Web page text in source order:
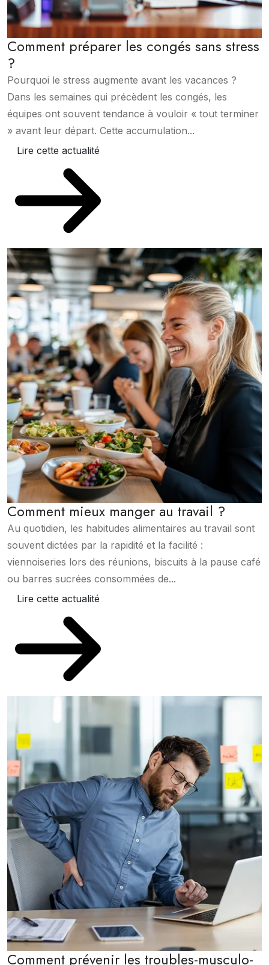
Comment préparer les congés sans stress
?
Pourquoi le stress augmente avant les vacances ?
Dans les semaines qui précèdent les congés, les
équipes ont souvent tendance à vouloir « tout terminer
» avant leur départ. Cette accumulation...
Lire cette actualité
Comment mieux manger au travail ?
Au quotidien, les habitudes alimentaires au travail sont
souvent dictées par la rapidité et la facilité :
viennoiseries lors des réunions, biscuits à la pause café
ou barres sucrées consommées de...
Lire cette actualité
Comment prévenir les troubles-musculo-